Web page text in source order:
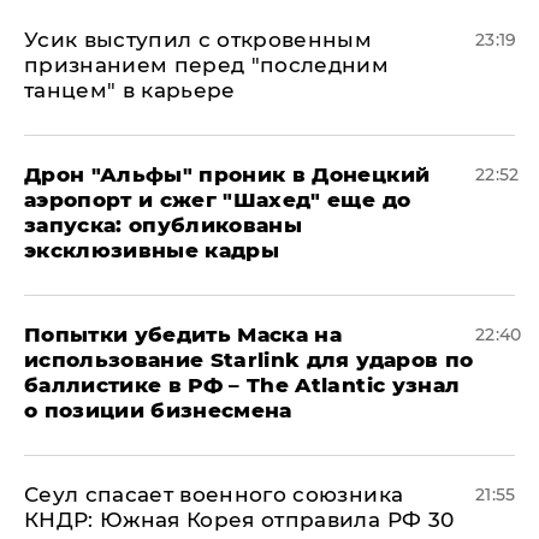
Усик выступил с откровенным
признанием перед "последним
танцем" в карьере
23:19
Дрон "Альфы" проник в Донецкий
аэропорт и сжег "Шахед" еще до
запуска: опубликованы
эксклюзивные кадры
22:52
Попытки убедить Маска на
использование Starlink для ударов по
баллистике в РФ – The Atlantic узнал
о позиции бизнесмена
22:40
​Сеул спасает военного союзника
КНДР: Южная Корея отправила РФ 30
21:55